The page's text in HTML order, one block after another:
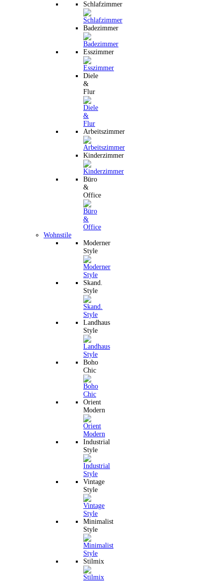
Schlafzimmer
Badezimmer
Esszimmer
Diele
&
Flur
Arbeitszimmer
Kinderzimmer
Büro
&
Office
Wohnstile
Moderner
Style
Skand.
Style
Landhaus
Style
Boho
Chic
Orient
Modern
Industrial
Style
Vintage
Style
Minimalist
Style
Stilmix